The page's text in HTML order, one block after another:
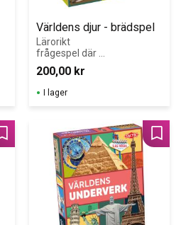
Världens djur - brädspel
Lärorikt
frågespel där
deltagarna
möter djur från
hela världen och
placerar dem i
200,00 kr
I lager
Lägg till i favoriter